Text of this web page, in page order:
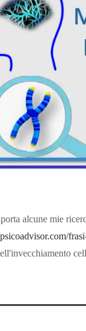
alcune mie